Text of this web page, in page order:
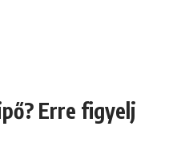
Erre figyelj